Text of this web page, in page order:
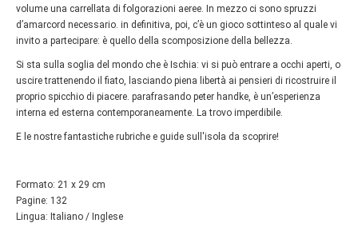
volume una carrellata di folgorazioni aeree. In mezzo ci sono spruzzi
d’amarcord necessario. in definitiva, poi, c’è un gioco sottinteso al quale vi
invito a partecipare: è quello della scomposizione della bellezza.
Si sta sulla soglia del mondo che è Ischia: vi si può entrare a occhi aperti, o
uscire trattenendo il fiato, lasciando piena libertà ai pensieri di ricostruire il
proprio spicchio di piacere. parafrasando peter handke, è un’esperienza
interna ed esterna contemporaneamente. La trovo imperdibile.
E le nostre fantastiche rubriche e guide sull'isola da scoprire!
Formato: 21 x 29 cm
Pagine: 132
Lingua: Italiano / Inglese